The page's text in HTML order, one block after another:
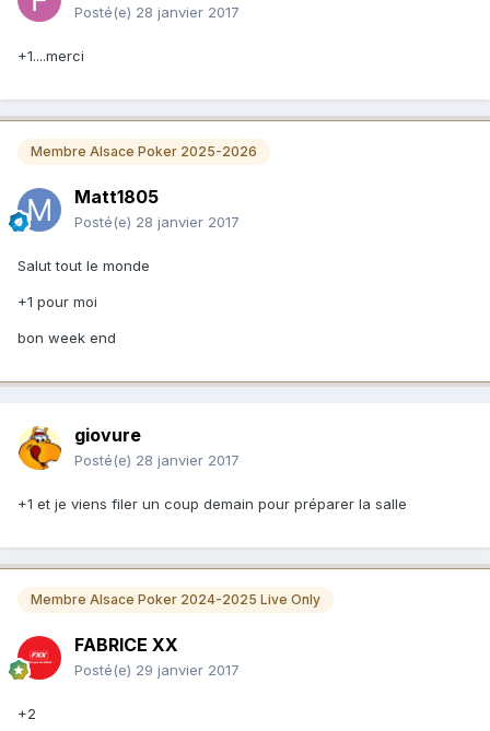
Posté(e) 28 janvier 2017
+1....merci
Membre Alsace Poker 2025-2026
Matt1805
Posté(e) 28 janvier 2017
Salut tout le monde
+1 pour moi
bon week end
giovure
Posté(e) 28 janvier 2017
+1 et je viens filer un coup demain pour préparer la salle
Membre Alsace Poker 2024-2025 Live Only
FABRICE XX
Posté(e) 29 janvier 2017
+2